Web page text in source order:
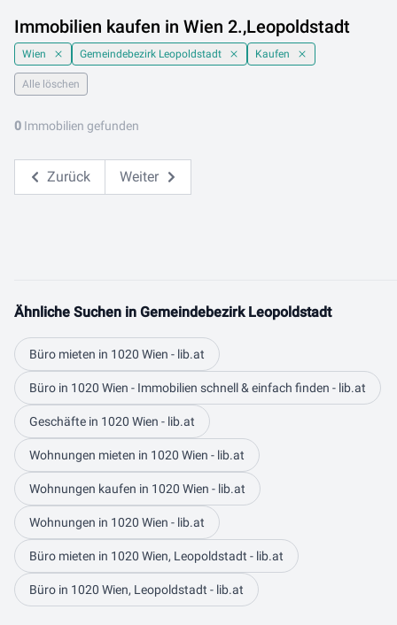
Immobilien kaufen in Wien 2.,Leopoldstadt
Wien Gemeindebezirk Leopoldstadt Kaufen
Alle löschen
0 Immobilien gefunden
Zurück Weiter
Ähnliche Suchen in Gemeindebezirk Leopoldstadt
Büro mieten in 1020 Wien - lib.at
Büro in 1020 Wien - Immobilien schnell & einfach finden - lib.at
Geschäfte in 1020 Wien - lib.at
Wohnungen mieten in 1020 Wien - lib.at
Wohnungen kaufen in 1020 Wien - lib.at
Wohnungen in 1020 Wien - lib.at
Büro mieten in 1020 Wien, Leopoldstadt - lib.at
Büro in 1020 Wien, Leopoldstadt - lib.at